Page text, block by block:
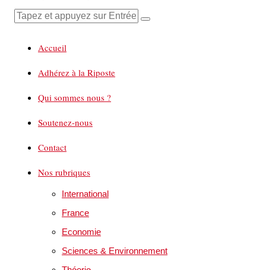
Accueil
Adhérez à la Riposte
Qui sommes nous ?
Soutenez-nous
Contact
Nos rubriques
International
France
Economie
Sciences & Environnement